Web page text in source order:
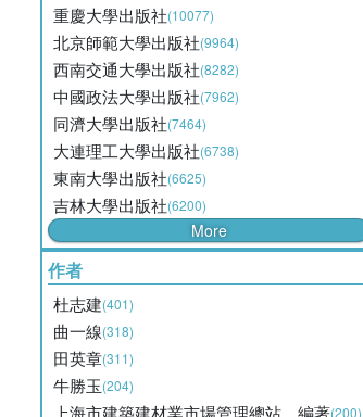
重慶大學出版社(10077)
北京師範大學出版社(9964)
西南交通大學出版社(8282)
中國政法大學出版社(7962)
同濟大學出版社(7464)
大連理工大學出版社(6738)
東南大學出版社(6625)
吉林大學出版社(6200)
More
作者
杜志建(401)
曲一線(318)
田英章(311)
牛勝玉(204)
上海市建築建材業市場管理總站 編著(200)